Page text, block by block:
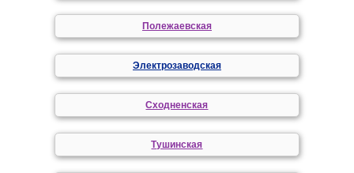
Полежаевская
Электрозаводская
Сходненская
Тушинская